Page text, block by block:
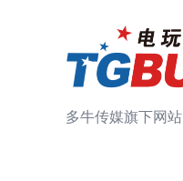
多牛传媒旗下网站